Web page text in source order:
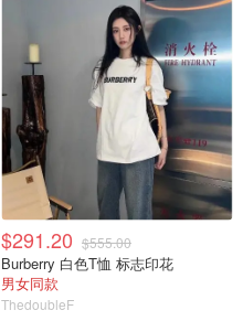
$291.20 $555.00
Burberry 白色T恤 标志印花
男女同款
ThedoubleF